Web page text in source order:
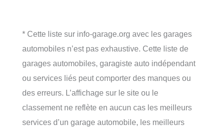
* Cette liste sur info-garage.org avec les garages
automobiles n’est pas exhaustive. Cette liste de
garages automobiles, garagiste auto indépendant
ou services liés peut comporter des manques ou
des erreurs. L’affichage sur le site ou le
classement ne reflète en aucun cas les meilleurs
services d’un garage automobile, les meilleurs